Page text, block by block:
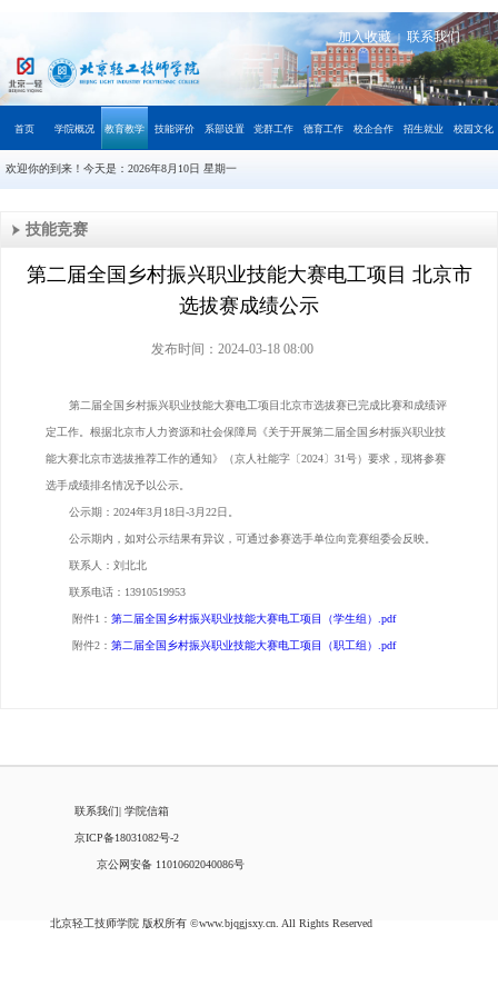
加入收藏 | 联系我们
首页 学院概况 教育教学 技能评价 系部设置 党群工作 德育工作 校企合作 招生就业 校园文化
欢迎你的到来！今天是： 2026年8月10日 星期一
技能竞赛
第二届全国乡村振兴职业技能大赛电工项目 北京市
选拔赛成绩公示
发布时间：2024-03-18 08:00
第二届全国乡村振兴职业技能大赛电工项目北京市选拔赛已完成比赛和成绩评
定工作。根据北京市人力资源和社会保障局《关于开展第二届全国乡村振兴职业技
能大赛北京市选拔推荐工作的通知》（京人社能字〔2024〕31号）要求，现将参赛
选手成绩排名情况予以公示。
公示期：2024年3月18日-3月22日。
公示期内，如对公示结果有异议，可通过参赛选手单位向竞赛组委会反映。
联系人：刘北北
联系电话：13910519953
附件1： 第二届全国乡村振兴职业技能大赛电工项目（学生组）.pdf
附件2： 第二届全国乡村振兴职业技能大赛电工项目（职工组）.pdf
联系我们| 学院信箱
京ICP备18031082号-2
京公网安备 11010602040086号
北京轻工技师学院 版权所有 ©www.bjqgjsxy.cn. All Rights Reserved